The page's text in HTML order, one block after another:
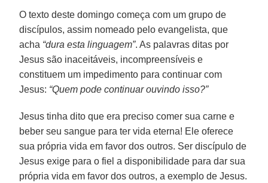
O texto deste domingo começa com um grupo de
discípulos, assim nomeado pelo evangelista, que
acha “dura esta linguagem”. As palavras ditas por
Jesus são inaceitáveis, incompreensíveis e
constituem um impedimento para continuar com
Jesus: “Quem pode continuar ouvindo isso?”
Jesus tinha dito que era preciso comer sua carne e
beber seu sangue para ter vida eterna! Ele oferece
sua própria vida em favor dos outros. Ser discípulo de
Jesus exige para o fiel a disponibilidade para dar sua
própria vida em favor dos outros, a exemplo de Jesus.